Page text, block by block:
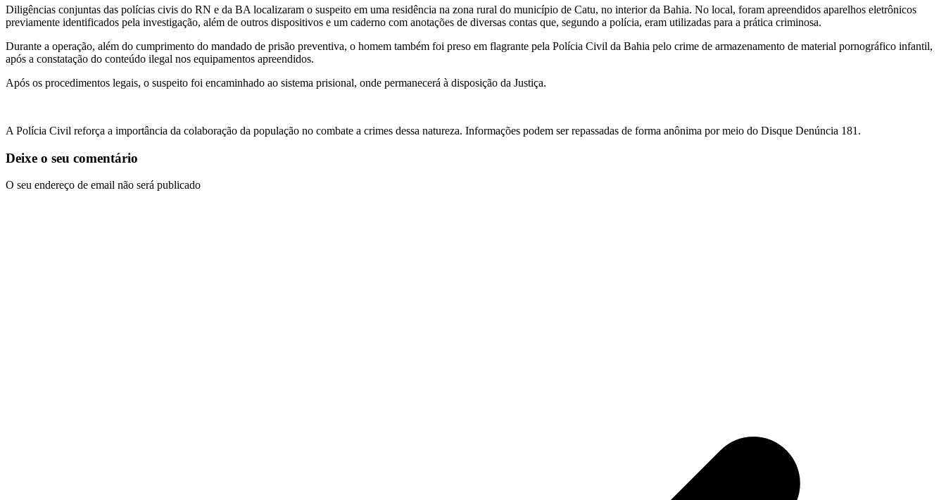
Diligências conjuntas das polícias civis do RN e da BA localizaram o suspeito em uma residência na zona rural do município de Catu, no interior da Bahia. No local, foram apreendidos aparelhos eletrônicos
previamente identificados pela investigação, além de outros dispositivos e um caderno com anotações de diversas contas que, segundo a polícia, eram utilizadas para a prática criminosa.
Durante a operação, além do cumprimento do mandado de prisão preventiva, o homem também foi preso em flagrante pela Polícia Civil da Bahia pelo crime de armazenamento de material pornográfico infantil,
após a constatação do conteúdo ilegal nos equipamentos apreendidos.
Após os procedimentos legais, o suspeito foi encaminhado ao sistema prisional, onde permanecerá à disposição da Justiça.
A Polícia Civil reforça a importância da colaboração da população no combate a crimes dessa natureza. Informações podem ser repassadas de forma anônima por meio do Disque Denúncia 181.
Deixe o seu comentário
O seu endereço de email não será publicado